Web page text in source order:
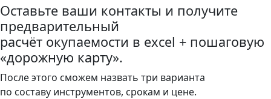
Оставьте ваши контакты и получите
предварительный
расчёт окупаемости в excel + пошаговую
«дорожную карту».
После этого сможем назвать три варианта
по составу инструментов, срокам и цене.